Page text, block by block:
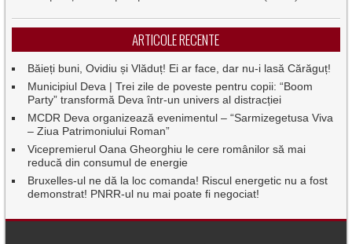
ARTICOLE RECENTE
Băieți buni, Ovidiu și Vlăduț! Ei ar face, dar nu-i lasă Cărăguț!
Municipiul Deva | Trei zile de poveste pentru copii: “Boom
Party” transformă Deva într-un univers al distracției
MCDR Deva organizează evenimentul – “Sarmizegetusa Viva
– Ziua Patrimoniului Roman”
Vicepremierul Oana Gheorghiu le cere românilor să mai
reducă din consumul de energie
Bruxelles-ul ne dă la loc comanda! Riscul energetic nu a fost
demonstrat! PNRR-ul nu mai poate fi negociat!